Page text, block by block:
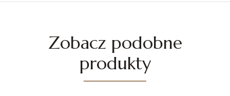
Zobacz podobne
produkty